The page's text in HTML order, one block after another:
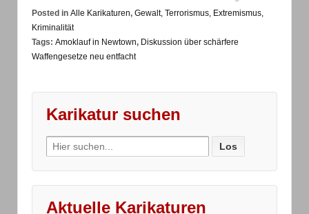
Posted in Alle Karikaturen, Gewalt, Terrorismus, Extremismus,
Kriminalität
Tags: Amoklauf in Newtown, Diskussion über schärfere
Waffengesetze neu entfacht
Karikatur suchen
Search
for:
Aktuelle Karikaturen